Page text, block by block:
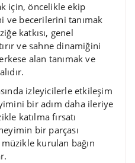
için, öncelikle ekip
ve becerilerini tanımak
katkısı, genel
ve sahne dinamiğini
alan tanımak ve
izleyicilerle etkileşim
bir adım daha ileriye
katılma fırsatı
bir parçası
müzikle kurulan bağın